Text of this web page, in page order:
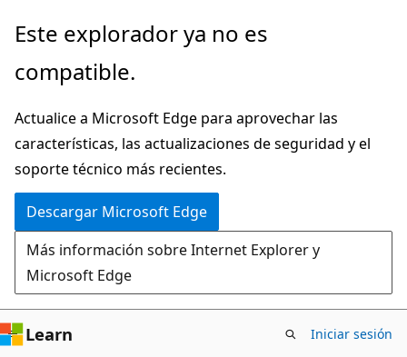
Ir
contenido
Este explorador ya no es
compatible.
Actualice a Microsoft Edge para aprovechar las
características, las actualizaciones de seguridad y el
soporte técnico más recientes.
Descargar Microsoft Edge
Más información sobre Internet Explorer y
Microsoft Edge
Learn Iniciar sesión